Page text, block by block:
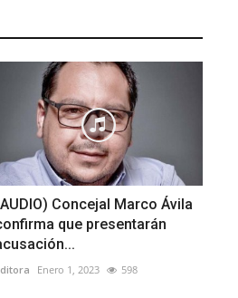
Concejal Marco Ávila
que presentarán
Enero 1, 2023 598